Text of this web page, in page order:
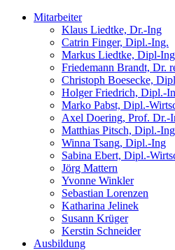
Mitarbeiter
Klaus Liedtke, Dr.-Ing
Catrin Finger, Dipl.-Ing.
Markus Liedtke, Dipl-
Friedemann Brandt, Dr.
Christoph Boesecke,
Holger Friedrich, Dipl.-
Marko Pabst, Dipl.-
Axel Doering, Prof. Dr.-
Matthias Pitsch, Dipl.-
Winna Tsang, Dipl.-Ing
Sabina Ebert, Dipl.-
Jörg Mattern
Yvonne Winkler
Sebastian Lorenzen
Katharina Jelinek
Susann Krüger
Kerstin Schneider
Ausbildung